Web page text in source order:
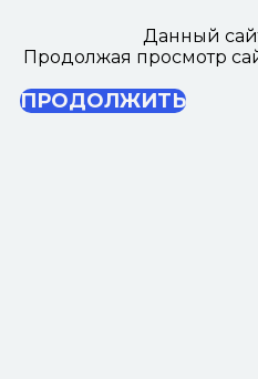
Данный
Продолжая просмотр
ПРОДОЛЖИТЬ